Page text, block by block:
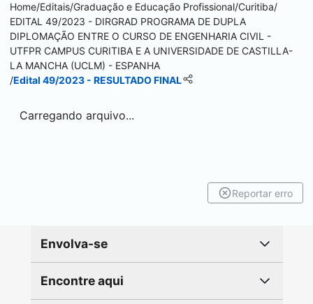
Home/Editais/Graduação e Educação Profissional/Curitiba/
EDITAL 49/2023 - DIRGRAD PROGRAMA DE DUPLA
DIPLOMAÇÃO ENTRE O CURSO DE ENGENHARIA CIVIL -
UTFPR CAMPUS CURITIBA E A UNIVERSIDADE DE CASTILLA-
LA MANCHA (UCLM) - ESPANHA
/Edital 49/2023 - RESULTADO FINAL
Carregando arquivo...
Reportar erro
Envolva-se
Encontre aqui